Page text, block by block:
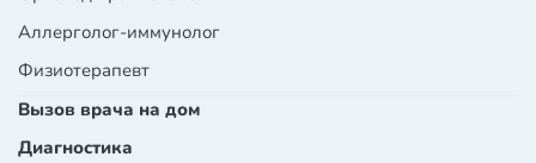
Аллерголог-иммунолог
Физиотерапевт
Вызов врача на дом
Диагностика